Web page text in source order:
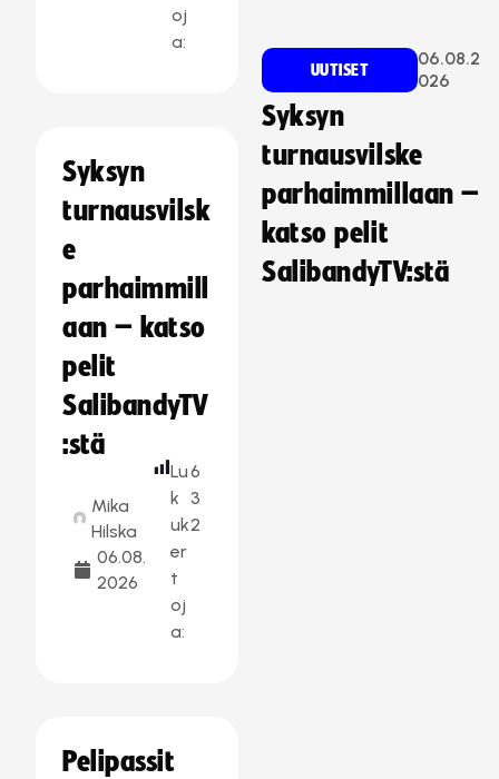
oj
a:
Syksyn
turnausvilsk
e
parhaimmill
aan – katso
pelit
SalibandyTV
:stä
Mika
Hilska
06.08.
2026
Lu
k
uk
er
t
oj
a:
6
3
2
Pelipassit
UUTISET
06.08.2
026
Syksyn
turnausvilske
parhaimmillaan –
katso pelit
SalibandyTV:stä